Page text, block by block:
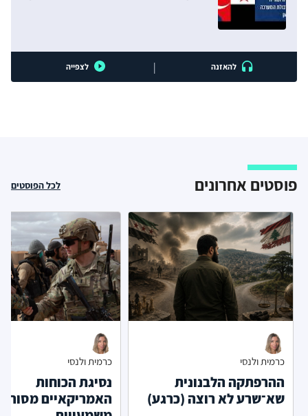
להאזנה | לצפייה
פוסטים אחרונים לכל הפוסטים
כרמית ולנסי
ההרפתקה הלבנונית
שא־שרע לא רוצה (כרגע)
כרמית ולנסי
נסיגת הכוחות
האמריקאיים